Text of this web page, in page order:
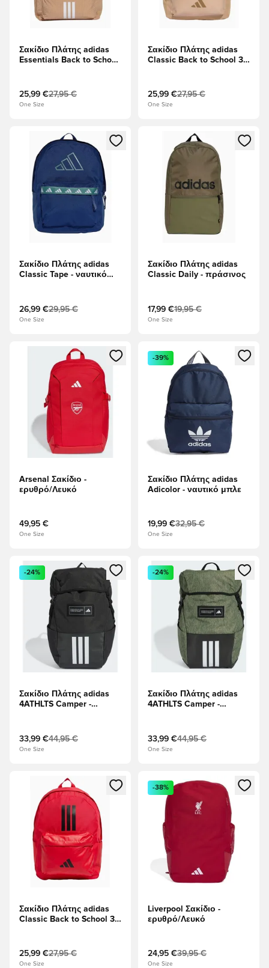
Σακίδιο Πλάτης adidas
Essentials Back to School
25,99 €27,95 €
One Size
Σακίδιο Πλάτης adidas
Classic Back to School 3-
25,99 €27,95 €
One Size
Ανοίγει ένα Modal για να συνδεθείτε ή να εγγραφείτε ως
Σακίδιο Πλάτης adidas
Classic Tape - ναυτικό
26,99 €29,95 €
One Size
Ανοίγει ένα Modal για να
Σακίδιο Πλάτης adidas
Classic Daily - πράσινος
17,99 €19,95 €
One Size
Ανοίγει ένα Modal για να συνδεθείτε ή να εγγραφείτε ως
Arsenal Σακίδιο -
ερυθρό/Λευκό
49,95 €
One Size
Ανοίγει ένα Modal για να
-39%
Σακίδιο Πλάτης adidas
Adicolor - ναυτικό μπλε
19,99 €32,95 €
One Size
Ανοίγει ένα Modal για να συνδεθείτε ή να εγγραφείτε ως
-24%
Σακίδιο Πλάτης adidas
4ATHLTS Camper -
33,99 €44,95 €
One Size
Ανοίγει ένα Modal για να
-24%
Σακίδιο Πλάτης adidas
4ATHLTS Camper -
33,99 €44,95 €
One Size
Ανοίγει ένα Modal για να συνδεθείτε ή να εγγραφείτε ως
Σακίδιο Πλάτης adidas
Classic Back to School 3-
25,99 €27,95 €
One Size
Ανοίγει ένα Modal για να
-38%
Liverpool Σακίδιο -
ερυθρό/Λευκό
24,95 €39,95 €
One Size